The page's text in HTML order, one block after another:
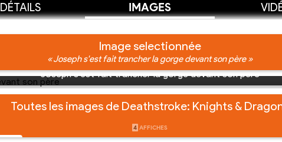
DÉTAILS IMAGES
Image selectionnée
« Joseph s'est fait trancher la gorge devant son père »
Joseph s'est fait trancher la gorge devant son père
Toutes les images de Deathstroke: Knights &
4 AFFICHES